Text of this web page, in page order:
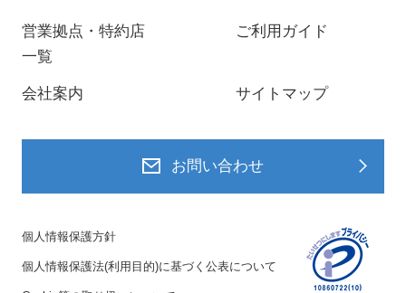
営業拠点・特約店
一覧
ご利用ガイド
会社案内 サイトマップ
お問い合わせ
個人情報保護方針
個人情報保護法(利用目的)に基づく公表について